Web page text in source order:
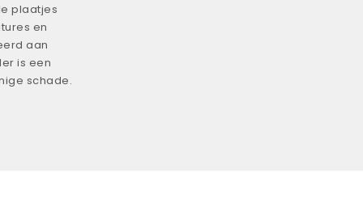
plaatjes
en
aan
is een
schade.